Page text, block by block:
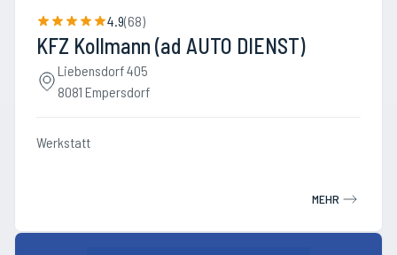
4.9(68)
KFZ Kollmann (ad AUTO DIENST)
Liebensdorf 405
8081 Empersdorf
Werkstatt
MEHR